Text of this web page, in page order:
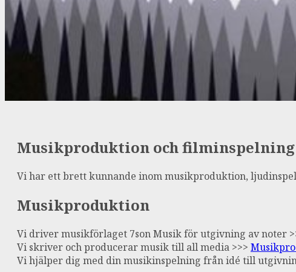
Musikproduktion och filminspelning
Vi har ett brett kunnande inom musikproduktion,
Musikproduktion
Vi driver musikförlaget 7son Musik för utgivning av noter
Vi skriver och producerar musik till all media >>>
Vi hjälper dig med din musikinspelning från idé till